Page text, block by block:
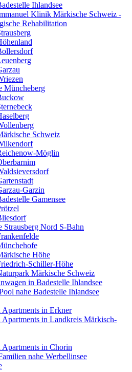
Ihlandsee
Klinik Märkische Schweiz -
Rehabilitation
Müncheberg
Schweiz
Möglin
Garzin
Gamensee
Strausberg Nord S-Bahn
Höhe
Schiller-Höhe
Märkische Schweiz
in Badestelle Ihlandsee
nahe Badestelle Ihlandsee
in Erkner
in Landkreis Märkisch-
in Chorin
nahe Werbellinsee